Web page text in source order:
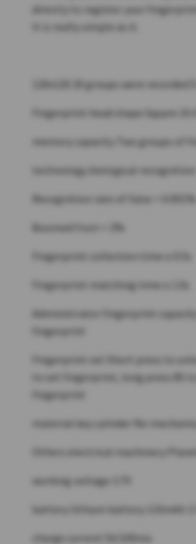
directly to register your
It is really simple as it.
120x120 20 groups were recorded
Fingerprint head shape Square
memory capacity Two groups of
technology biological recognition
Recognition rate of false < 0.001%
Boomed from < 2%
Fingerprint collection time ≤ 0.5s
Fingerprint matching time ≤ 1.0s
Administrator fingerprint
fingerprint
Fingerprint set Short press to
to set fingerprint, long press 8S to
fingerprint
material key cylinder No
Others electrical machinery
working voltage 3.7V
battery lithium battery 110mAh
charge current 5V/100ma